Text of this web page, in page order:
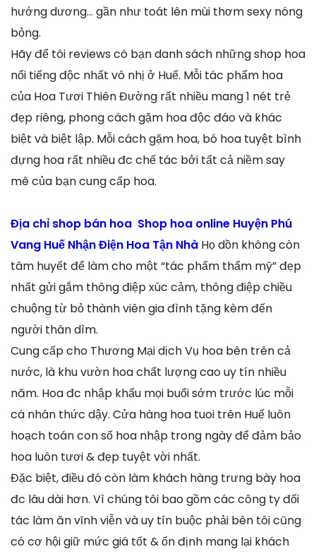
hướng dương… gần như toát lên mùi thơm sexy nóng
bỏng.
Hãy để tôi reviews có bạn danh sách những shop hoa
nổi tiếng độc nhất vô nhị ở Huế. Mỗi tác phẩm hoa
của Hoa Tươi Thiên Đường rất nhiều mang 1 nét trẻ
đẹp riêng, phong cách gặm hoa độc đáo và khác
biệt và biệt lập. Mỗi cách gặm hoa, bó hoa tuyệt bình
đựng hoa rất nhiều đc chế tác bởi tất cả niềm say
mê của bạn cung cấp hoa.
Địa chỉ shop bán hoa Shop hoa online Huyện Phú
Vang Huế Nhận Điện Hoa Tận Nhà Họ dồn không còn
tâm huyết để làm cho một “tác phẩm thẩm mỹ” đẹp
nhất gửi gắm thông điệp xúc cảm, thông điệp chiều
chuộng từ bỏ thành viên gia đình tặng kèm đến
người thân dìm.
Cung cấp cho Thương Mại dịch Vụ hoa bên trên cả
nước, là khu vườn hoa chất lượng cao uy tín nhiều
năm. Hoa đc nhập khẩu mọi buổi sớm trước lúc mỗi
cá nhân thức dậy. Cửa hàng hoa tuoi trên Huế luôn
hoạch toán con số hoa nhập trong ngày để đảm bảo
hoa luôn tươi & đẹp tuyệt vời nhất.
Đặc biệt, điều đó còn làm khách hàng trưng bày hoa
đc lâu dài hơn. Vì chúng tôi bao gồm các công ty đối
tác làm ăn vĩnh viễn và uy tín buộc phải bên tôi cũng
có cơ hội giữ mức giá tốt & ổn định mang lại khách